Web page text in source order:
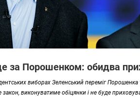
за Порошенком: обидва
виборах Зеленський переміг
виконуватиме обіцянки і не буде